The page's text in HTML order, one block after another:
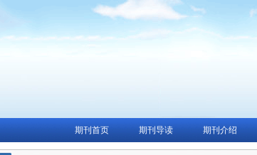
期刊首页 期刊导读 期刊介绍